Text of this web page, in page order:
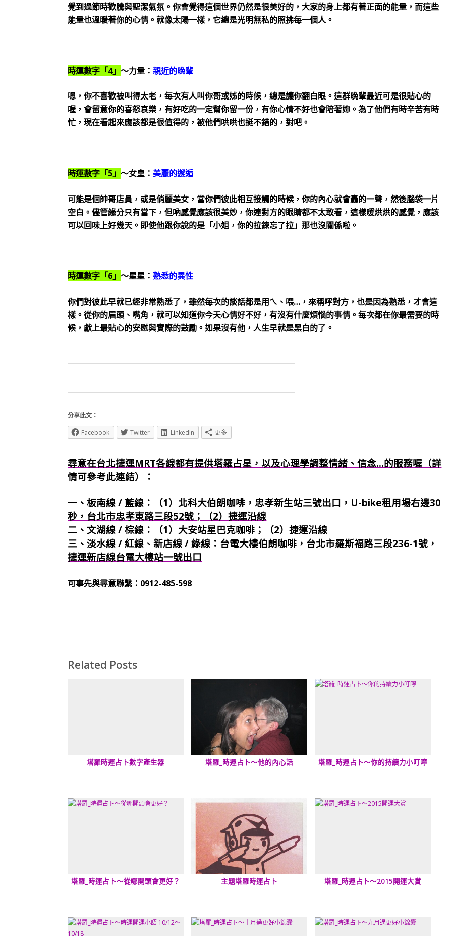
覺到過節時歡騰與聖潔氣氛。你會覺得這個世界仍然是很美好的，大家的身上都有著正面的能量，而這些
能量也溫暖著你的心情。就像太陽一樣，它總是光明無私的照拂每一個人。
時運數字「4」～力量：親近的晚輩
嗯，你不喜歡被叫得太老，每次有人叫你哥或姊的時候，總是讓你翻白眼。這群晚輩最近可是很貼心的
喔，會留意你的喜怒哀樂，有好吃的一定幫你留一份，有你心情不好也會陪著妳。為了他們有時辛苦有時
忙，現在看起來應該都是很值得的，被他們哄哄也挺不錯的，對吧。
時運數字「5」～女皇：美麗的邂逅
可能是個帥哥店員，或是俏麗美女，當你們彼此相互接觸的時候，你的內心就會轟的一聲，然後腦袋一片
空白。儘管緣分只有當下，但吶感覺應該很美妙，你連對方的眼睛都不太敢看，這樣暖烘烘的感覺，應該
可以回味上好幾天。即使他跟你說的是「小姐，你的拉鍊忘了拉」那也沒關係啦。
時運數字「6」～星星：熟悉的異性
你們對彼此早就已經非常熟悉了，雖然每次的談話都是用ㄟ、喂…，來稱呼對方，也是因為熟悉，才會這
樣。從你的眉頭、嘴角，就可以知道你今天心情好不好，有沒有什麼煩惱的事情。每次都在你最需要的時
候，獻上最貼心的安慰與實際的鼓勵。如果沒有他，人生早就是黑白的了。
分享此文：
Facebook
Twitter LinkedIn 更多
尋意在台北捷運MRT各線都有提供塔羅占星，以及心理學調整情緒、信念...的服務喔（詳
情可參考此連結）：
一、板南線 / 藍線：（1）北科大伯朗咖啡，忠孝新生站三號出口，U-bike租用場右邊30
秒，台北市忠孝東路三段52號；（2）捷運沿線
二、文湖線 / 棕線：（1）大安站星巴克咖啡；
（2）捷運沿線
三、淡水線 / 紅線、新店線 / 綠線：台電大樓伯朗咖啡，台北市羅斯福路三段236-1號，
捷運新店線台電大樓站一號出口
可事先與尋意聯繫：0912-485-598
Related Posts
塔羅時運占卜數字產生器 塔羅_時運占卜～他的內心話 塔羅_時運占卜～你的持續力小叮嚀
塔羅_時運占卜～從哪開頭會更好？ 主題塔羅時運占卜 塔羅_時運占卜～2015開運大賞